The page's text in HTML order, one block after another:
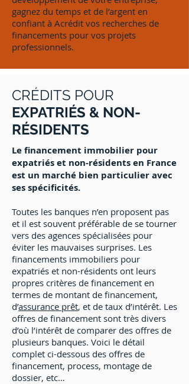
gagnez du temps et de l’argent en
confiant à Acrédit vos recherches de
financements pour vos projets
professionnels.
CRÉDITS POUR
EXPATRIÉS & NON-
RÉSIDENTS
Le financement immobilier pour
expatriés et non-résidents en France
est un marché bien particulier avec
ses spécificités.
Toutes les banques n’en proposent pas
et il est souvent préférable de se tourner
vers des agences spécialisées pour
éviter les mauvaises surprises. Les
financements immobiliers pour
expatriés et non-résidents ont leurs
propres critères de financement en
termes de montant de financement,
d’assurance prêt, et de taux d’intérêt. Les
offres de financement sont très divers
d’où l’intérêt de comparer des offres de
plusieurs banques. Voici le détail
complet ci-dessous des offres de
financement, process, montage de
dossier, etc…